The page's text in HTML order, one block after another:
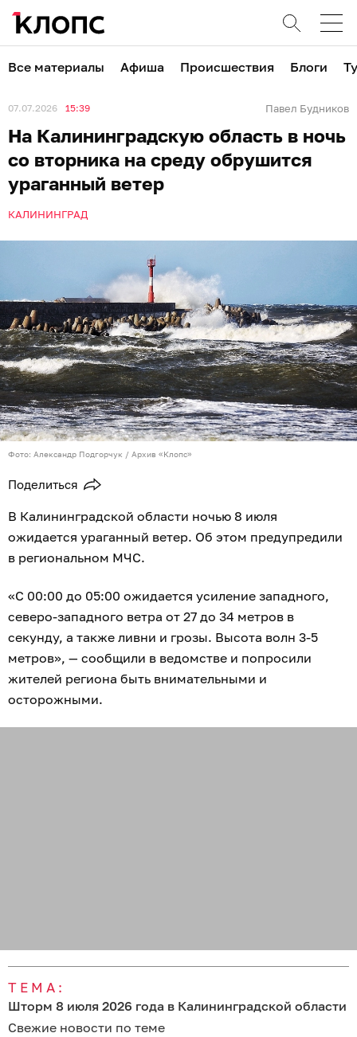
Все материалы Афиша Происшествия Блоги
07.07.2026 15:39 Павел Будников
На Калининградскую область в ночь
со вторника на среду обрушится
ураганный ветер
КАЛИНИНГРАД
Фото: Александр Подгорчук / Архив «Клопс»
Поделиться
В Калининградской области ночью 8 июля
ожидается ураганный ветер. Об этом предупредили
в региональном МЧС.
«С 00:00 до 05:00 ожидается усиление западного,
северо-западного ветра от 27 до 34 метров в
секунду, а также ливни и грозы. Высота волн 3-5
метров», — сообщили в ведомстве и попросили
жителей региона быть внимательными и
осторожными.
ТЕМА:
Шторм 8 июля 2026 года в Калининградской области
Свежие новости по теме